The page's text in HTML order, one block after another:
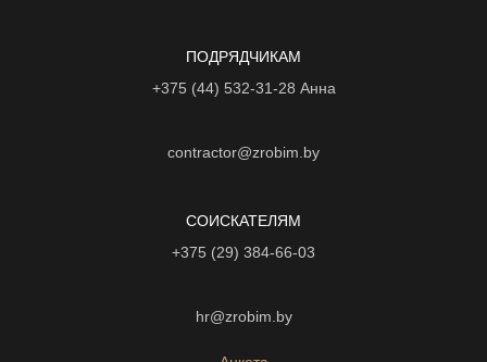
ПОДРЯДЧИКАМ
+375 (44) 532-31-28 Анна
contractor@zrobim.by
СОИСКАТЕЛЯМ
+375 (29) 384-66-03
hr@zrobim.by